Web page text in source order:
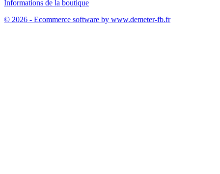
Informations de la boutique
© 2026 - Ecommerce software by www.demeter-fb.fr